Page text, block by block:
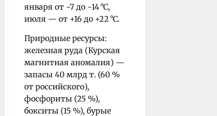
января от −7 до −14 °C,
июля — от +16 до +22 °C.
Природные ресурсы:
железная руда (Курская
магнитная аномалия) —
запасы 40 млрд т. (60 %
от российского),
фосфориты (25 %),
бокситы (15 %), бурые